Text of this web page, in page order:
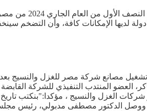
قال محمد
كافة، وأن التضخم سينخفض وأسعار
الغزل والنسيج ، مؤكدا:"بنكتب
حوالي 250 فدان، وهذا العام زادت لتصل إلى 311 ألف